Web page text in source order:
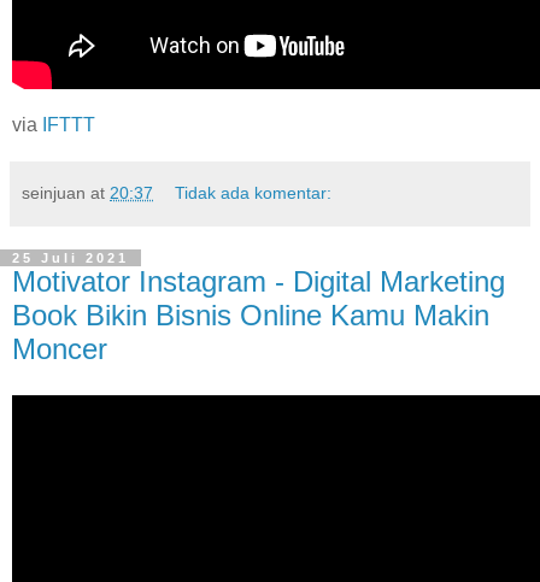
via IFTTT
seinjuan at 20:37 Tidak ada komentar:
25 Juli 2021
Motivator Instagram - Digital Marketing
Book Bikin Bisnis Online Kamu Makin
Moncer